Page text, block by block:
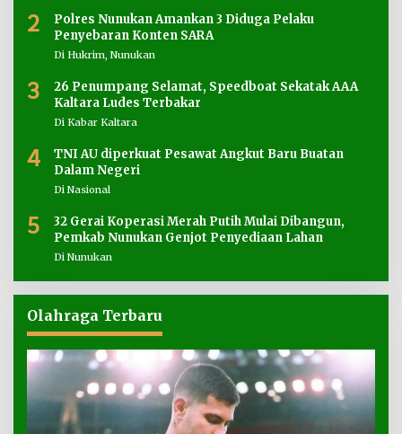
2
Polres Nunukan Amankan 3 Diduga Pelaku
Penyebaran Konten SARA
Di Hukrim, Nunukan
3
26 Penumpang Selamat, Speedboat Sekatak AAA
Kaltara Ludes Terbakar
Di Kabar Kaltara
4
TNI AU diperkuat Pesawat Angkut Baru Buatan
Dalam Negeri
Di Nasional
5
32 Gerai Koperasi Merah Putih Mulai Dibangun,
Pemkab Nunukan Genjot Penyediaan Lahan
Di Nunukan
Olahraga Terbaru